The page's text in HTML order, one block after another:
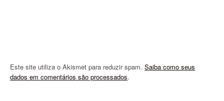
Este site utiliza o Akismet para reduzir spam. Saiba como seus
dados em comentários são processados.